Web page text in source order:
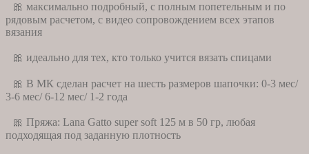
🎀 максимально подробный, с полным попетельным и по
рядовым расчетом, с видео сопровождением всех этапов
вязания
🎀 идеально для тех, кто только учится вязать спицами
🎀 В МК сделан расчет на шесть размеров шапочки: 0-3 мес/
3-6 мес/ 6-12 мес/ 1-2 года
🎀 Пряжа: Lana Gatto super soft 125 м в 50 гр, любая
подходящая под заданную плотность